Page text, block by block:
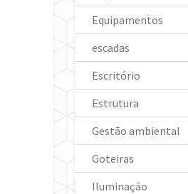
Equipamentos
escadas
Escritório
Estrutura
Gestão ambiental
Goteiras
Iluminação